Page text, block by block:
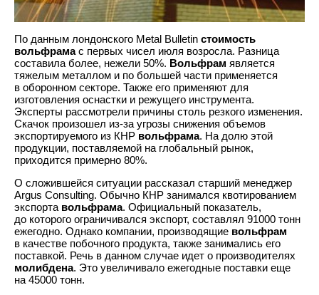
По данным лондонского Metal Bulletin стоимость
вольфрамас первых чисел июля возросла. Разница
составила более, нежели 50%. Вольфрам является
тяжелым металлом и по большей части применяется
в оборонном секторе. Также его применяют для
изготовления оснастки и режущего инструмента.
Эксперты рассмотрели причины столь резкого изменения.
Скачок произошел из-за угрозы снижения объемов
экспортируемого из КНР вольфрама. На долю этой
продукции, поставляемой на глобальный рынок,
приходится примерно 80%.
О сложившейся ситуации рассказал старший менеджер
Argus Consulting. Обычно КНР занимался квотированием
экспорта вольфрама. Официальный показатель,
до которого ограничивался экспорт, составлял 91000 тонн
ежегодно. Однако компании, производящие вольфрам
в качестве побочного продукта, также занимались его
поставкой. Речь в данном случае идет о производителях
молибдена. Это увеличивало ежегодные поставки еще
на 45000 тонн.